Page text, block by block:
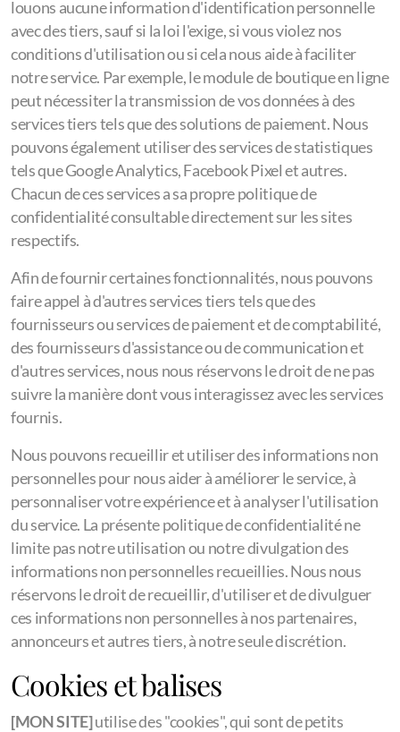
louons aucune information d'identification personnelle
avec des tiers, sauf si la loi l'exige, si vous violez nos
conditions d'utilisation ou si cela nous aide à faciliter
notre service. Par exemple, le module de boutique en ligne
peut nécessiter la transmission de vos données à des
services tiers tels que des solutions de paiement. Nous
pouvons également utiliser des services de statistiques
tels que Google Analytics, Facebook Pixel et autres.
Chacun de ces services a sa propre politique de
confidentialité consultable directement sur les sites
respectifs.
Afin de fournir certaines fonctionnalités, nous pouvons
faire appel à d'autres services tiers tels que des
fournisseurs ou services de paiement et de comptabilité,
des fournisseurs d'assistance ou de communication et
d'autres services, nous nous réservons le droit de ne pas
suivre la manière dont vous interagissez avec les services
fournis.
Nous pouvons recueillir et utiliser des informations non
personnelles pour nous aider à améliorer le service, à
personnaliser votre expérience et à analyser l'utilisation
du service. La présente politique de confidentialité ne
limite pas notre utilisation ou notre divulgation des
informations non personnelles recueillies. Nous nous
réservons le droit de recueillir, d'utiliser et de divulguer
ces informations non personnelles à nos partenaires,
annonceurs et autres tiers, à notre seule discrétion.
Cookies et balises
[MON SITE]utilise des "cookies", qui sont de petits